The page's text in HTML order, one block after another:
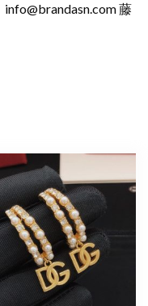
info@brandasn.com藤